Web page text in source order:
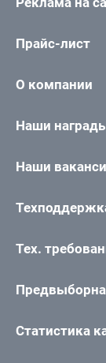
Прайс-лист
О компании
Наши
Наши
Тех.
Статистика